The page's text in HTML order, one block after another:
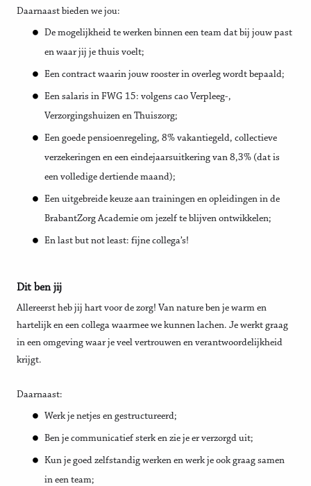
Daarnaast bieden we jou:
De mogelijkheid te werken binnen een team dat bij jouw past
en waar jij je thuis voelt;
Een contract waarin jouw rooster in overleg wordt bepaald;
Een salaris in FWG 15: volgens cao Verpleeg-,
Verzorgingshuizen en Thuiszorg;
Een goede pensioenregeling, 8% vakantiegeld, collectieve
verzekeringen en een eindejaarsuitkering van 8,3% (dat is
een volledige dertiende maand);
Een uitgebreide keuze aan trainingen en opleidingen in de
BrabantZorg Academie om jezelf te blijven ontwikkelen;
En last but not least: fijne collega’s!
Dit ben jij
Allereerst heb jij hart voor de zorg! Van nature ben je warm en
hartelijk en een collega waarmee we kunnen lachen. Je werkt graag
in een omgeving waar je veel vertrouwen en verantwoordelijkheid
krijgt.
Daarnaast:
Werk je netjes en gestructureerd;
Ben je communicatief sterk en zie je er verzorgd uit;
Kun je goed zelfstandig werken en werk je ook graag samen
in een team;